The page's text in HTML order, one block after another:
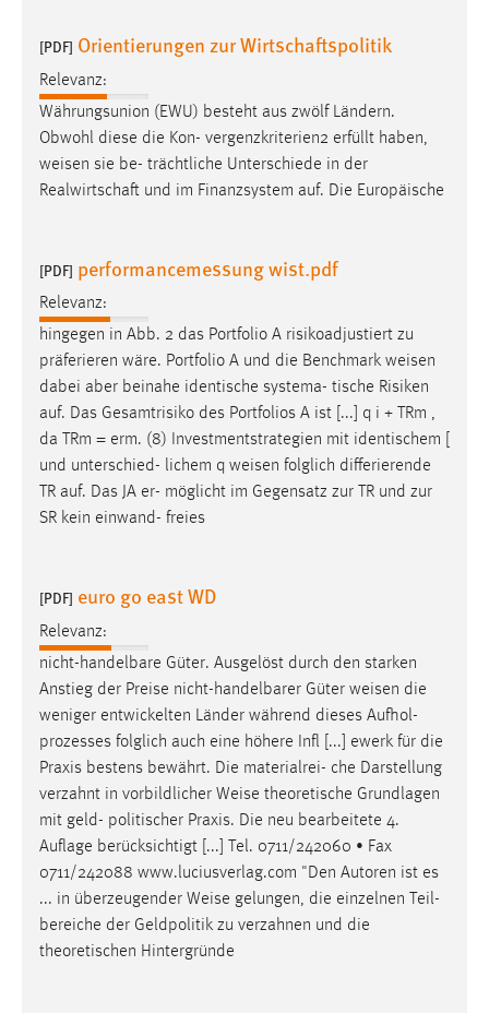
[PDF] Orientierungen zur Wirtschaftspolitik
Relevanz:
Währungsunion (EWU) besteht aus zwölf Ländern.
Obwohl diese die Kon- vergenzkriterien2 erfüllt haben,
weisen sie be- trächtliche Unterschiede in der
Realwirtschaft und im Finanzsystem auf. Die Europäische
[PDF] performancemessung wist.pdf
Relevanz:
hingegen in Abb. 2 das Portfolio A risikoadjustiert zu
präferieren wäre. Portfolio A und die Benchmark weisen
dabei aber beinahe identische systema- tische Risiken
auf. Das Gesamtrisiko des Portfolios A ist [...] q i + TRm ,
da TRm = erm. (8) Investmentstrategien mit identischem [
und unterschied- lichem q weisen folglich differierende
TR auf. Das JA er- möglicht im Gegensatz zur TR und zur
SR kein einwand- freies
[PDF] euro go east WD
Relevanz:
nicht-handelbare Güter. Ausgelöst durch den starken
Anstieg der Preise nicht-handelbarer Güter weisen die
weniger entwickelten Länder während dieses Aufhol-
prozesses folglich auch eine höhere Infl [...] ewerk für die
Praxis bestens bewährt. Die materialrei- che Darstellung
verzahnt in vorbildlicher Weise theoretische Grundlagen
mit geld- politischer Praxis. Die neu bearbeitete 4.
Auflage berücksichtigt [...] Tel. 0711/242060 • Fax
0711/242088 www.luciusverlag.com "Den Autoren ist es
... in überzeugender Weise gelungen, die einzelnen Teil-
bereiche der Geldpolitik zu verzahnen und die
theoretischen Hintergründe